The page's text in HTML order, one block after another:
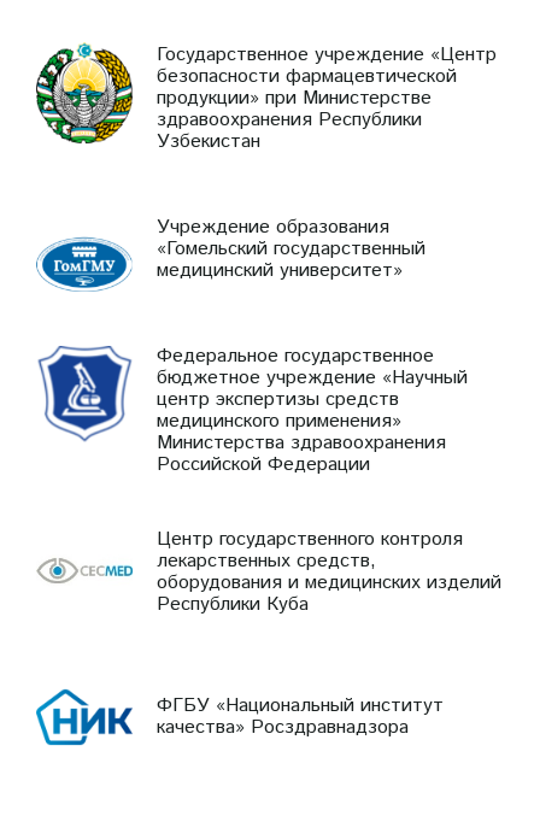
Государственное учреждение «Центр
безопасности фармацевтической
продукции» при Министерстве
здравоохранения Республики
Узбекистан
Учреждение образования
«Гомельский государственный
медицинский университет»
Федеральное государственное
бюджетное учреждение «Научный
центр экспертизы средств
медицинского применения»
Министерства здравоохранения
Российской Федерации
Центр государственного контроля
лекарственных средств,
оборудования и медицинских изделий
Республики Куба
ФГБУ «Национальный институт
качества» Росздравнадзора